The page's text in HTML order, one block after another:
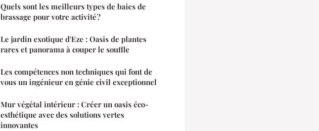
Quels sont les meilleurs types de baies de
brassage pour votre activité ?
Le jardin exotique d'Eze : Oasis de plantes
rares et panorama à couper le souffle
Les compétences non techniques qui font de
vous un ingénieur en génie civil exceptionnel
Mur végétal intérieur : Créer un oasis éco-
esthétique avec des solutions vertes
innovantes